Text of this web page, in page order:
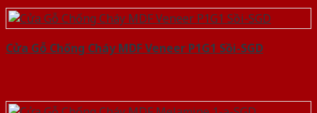
Cửa Gỗ Chống Cháy MDF Veneer P1G1 Sồi-SGD